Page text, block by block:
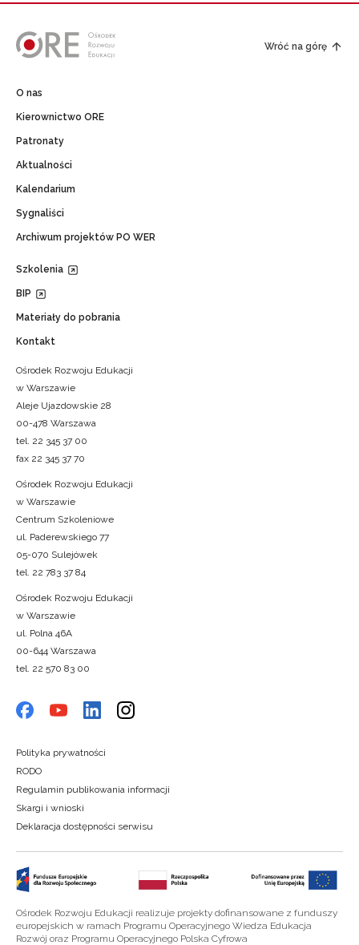
Wróć na górę
O nas
Kierownictwo ORE
Patronaty
Aktualności
Kalendarium
Sygnaliści
Archiwum projektów PO WER
Szkolenia
BIP
Materiały do pobrania
Kontakt
Ośrodek Rozwoju Edukacji
w Warszawie
Aleje Ujazdowskie 28
00-478 Warszawa
tel. 22 345 37 00
fax 22 345 37 70
Ośrodek Rozwoju Edukacji
w Warszawie
Centrum Szkoleniowe
ul. Paderewskiego 77
05-070 Sulejówek
tel. 22 783 37 84
Ośrodek Rozwoju Edukacji
w Warszawie
ul. Polna 46A
00-644 Warszawa
tel. 22 570 83 00
Polityka prywatności
RODO
Regulamin publikowania informacji
Skargi i wnioski
Deklaracja dostępności serwisu
Ośrodek Rozwoju Edukacji realizuje projekty dofinansowane z funduszy
europejskich w ramach Programu Operacyjnego Wiedza Edukacja
Rozwój oraz Programu Operacyjnego Polska Cyfrowa